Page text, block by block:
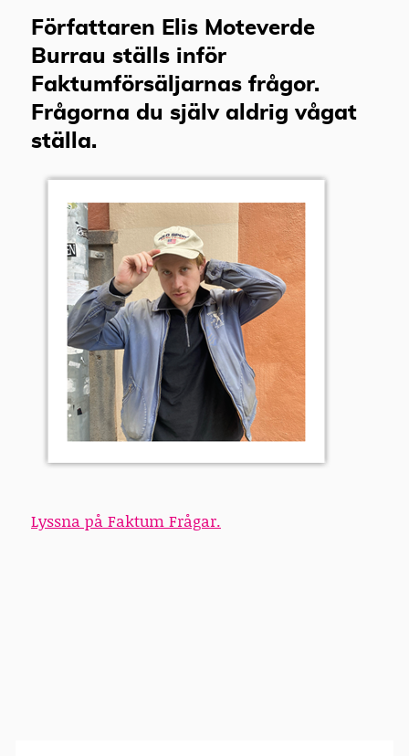
Författaren Elis Moteverde
Burrau ställs inför
Faktumförsäljarnas frågor.
Frågorna du själv aldrig vågat
ställa.
Lyssna på Faktum Frågar.